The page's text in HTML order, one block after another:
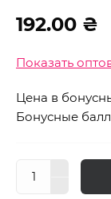
192.00 ₴
Показать
Цена в
Бонусные